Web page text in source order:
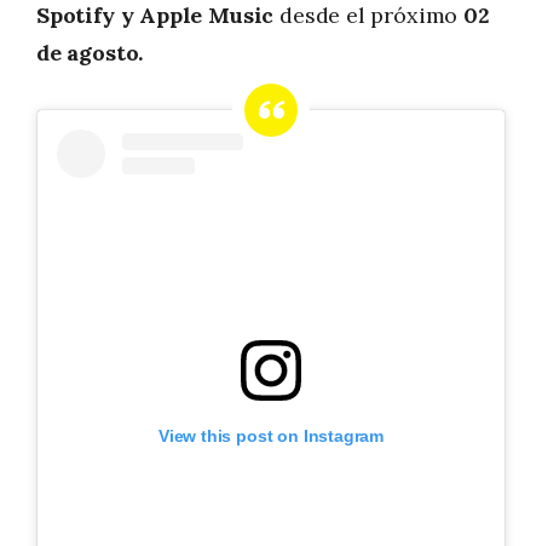
Spotify y Apple Music desde el próximo 02
de agosto.
View this post on Instagram